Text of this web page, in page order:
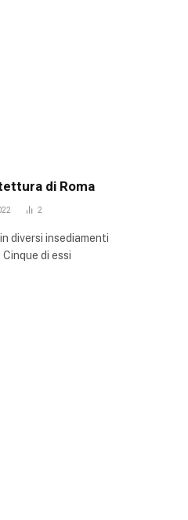
di Roma
2
diversi insediamenti
di essi